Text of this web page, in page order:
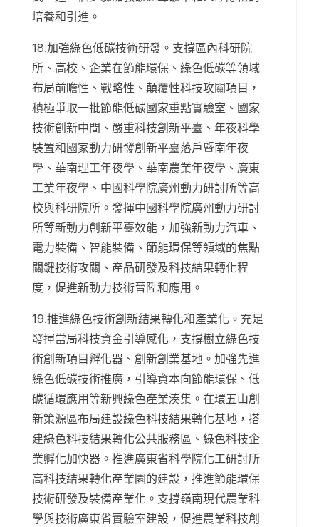
培養和引進。
18.加強綠色低碳技術研發。支撐區內科研院
所、高校、企業在節能環保、綠色低碳等領域
布局前瞻性、戰略性、顛覆性科技攻關項目，
積極爭取一批節能低碳國家重點實驗室、國家
技術創新中間、嚴重科技創新平臺、年夜科學
裝置和國家動力研發創新平臺落戶暨南年夜
學、華南理工年夜學、華南農業年夜學、廣東
工業年夜學、中國科學院廣州動力研討所等高
校與科研院所。發揮中國科學院廣州動力研討
所等新動力創新平臺效能，加強新動力汽車、
電力裝備、智能裝備、節能環保等領域的焦點
關鍵技術攻關、產品研發及科技結果轉化程
度，促進新動力技術晉陞和應用。
19.推進綠色技術創新結果轉化和產業化。充足
發揮當局科技資金引導感化，支撐樹立綠色技
術創新項目孵化器、創新創業基地。加強先進
綠色低碳技術推廣，引導資本向節能環保、低
碳循環應用等新興綠色產業湊集。在環五山創
新策源區布局建設綠色科技結果轉化基地，搭
建綠色科技結果轉化公共服務區、綠色科技企
業孵化加快器。推進廣東省科學院化工研討所
高科技結果轉化產業園的建設，推進節能環保
技術研發及裝備產業化。支撐嶺南現代農業科
學與技術廣東省實驗室建設，促進農業科技創